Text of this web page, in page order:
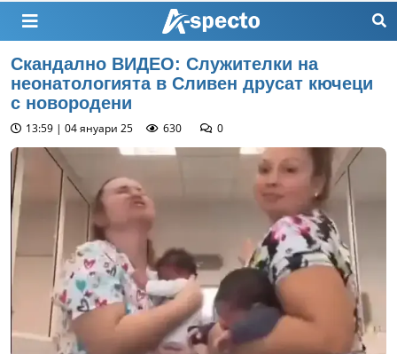
Скандално ВИДЕО: Служителки на
неонатологията в Сливен друсат кючеци
с новородени
13:59 | 04 януари 25 630 0